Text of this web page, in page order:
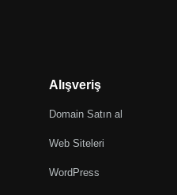
Alışveriş
Domain Satın al
Web Siteleri
WordPress